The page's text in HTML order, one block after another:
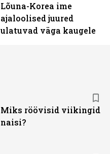
Lõuna-Korea ime
ajaloolised juured
ulatuvad väga kaugele
Miks röövisid viikingid
naisi?